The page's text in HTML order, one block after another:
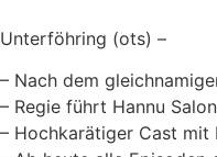
Unterföhring (ots) –
– Nach dem
– Regie führt Hannu
– Hochkarätiger Cast mit